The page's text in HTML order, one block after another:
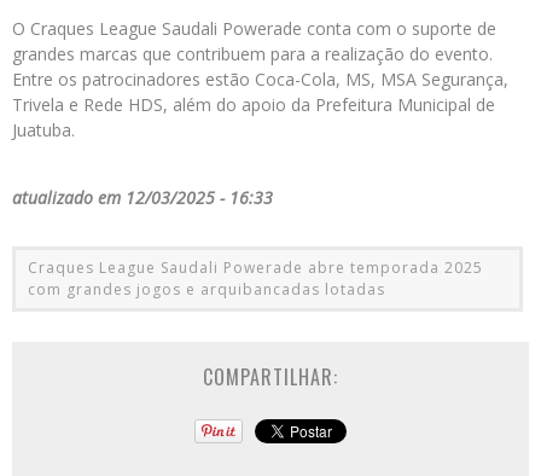
O Craques League Saudali Powerade conta com o suporte de
grandes marcas que contribuem para a realização do evento.
Entre os patrocinadores estão Coca-Cola, MS, MSA Segurança,
Trivela e Rede HDS, além do apoio da Prefeitura Municipal de
Juatuba.
atualizado em 12/03/2025 - 16:33
Craques League Saudali Powerade abre temporada 2025
com grandes jogos e arquibancadas lotadas
COMPARTILHAR: